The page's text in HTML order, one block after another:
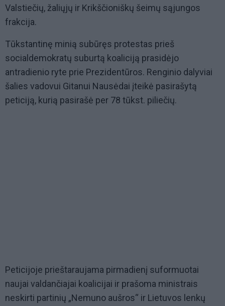
Valstiečių, žaliųjų ir Krikščioniškų šeimų sąjungos
frakcija.
Tūkstantinę minią subūręs protestas prieš
socialdemokratų suburtą koaliciją prasidėjo
antradienio ryte prie Prezidentūros. Renginio dalyviai
šalies vadovui Gitanui Nausėdai įteikė pasirašytą
peticiją, kurią pasirašė per 78 tūkst. piliečių.
Peticijoje prieštaraujama pirmadienį suformuotai
naujai valdančiajai koalicijai ir prašoma ministrais
neskirti partinių „Nemuno aušros“ ir Lietuvos lenkų